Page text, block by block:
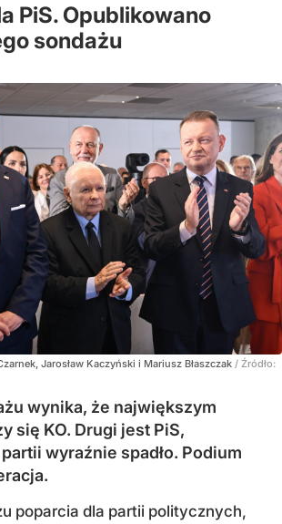
PiS. Opublikowano
sondażu
Jarosław Kaczyński i Mariusz Błaszczak / Źródło:
wynika, że największym
się KO. Drugi jest PiS,
wyraźnie spadło. Podium
poparcia dla partii politycznych,